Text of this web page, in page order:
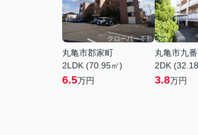
丸亀市郡家町
2LDK (70.95㎡)
6.5万円
丸亀市九
2DK
3.8万円